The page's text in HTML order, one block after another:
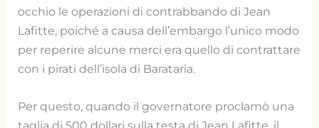
occhio le operazioni di contrabbando di Jean
Lafitte, poiché a causa dell’embargo l’unico modo
per reperire alcune merci era quello di contrattare
con i pirati dell’isola di Barataria.
Per questo, quando il governatore proclamò una